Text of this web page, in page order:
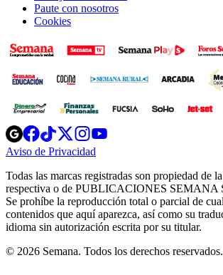
Paute con nosotros
Cookies
Opens
in
new
Opens
in
new
Opens
in
new
window
Opens
new
windowwindow
Aviso de Privacidad
new
window
Todas las marcas registradas son propiedad de
respectiva o de PUBLICACIONES SEMANA
Se prohíbe la reproducción total o parcial de
contenidos que aquí aparezca, así como su
idioma sin autorización escrita por su titular.
© 2026 Semana. Todos los derechos reservados.